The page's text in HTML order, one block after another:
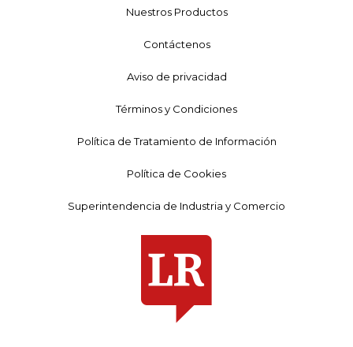
Nuestros Productos
Contáctenos
Aviso de privacidad
Términos y Condiciones
Política de Tratamiento de Información
Política de Cookies
Superintendencia de Industria y Comercio